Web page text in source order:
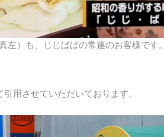
）も、じじばばの常連のお客様です。
用させていただいております。